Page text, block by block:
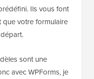
Ils vous font
votre formulaire
sont une
avec WPForms, je